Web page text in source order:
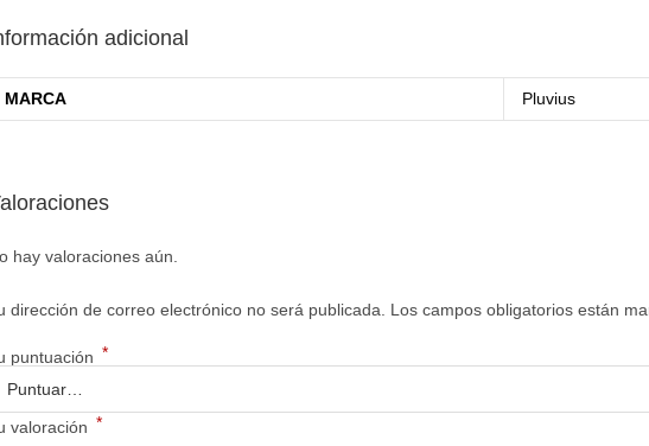
adicional
MARCA Pluvius
hay valoraciones aún.
dirección de correo electrónico no será publicada. Los campos obligatorios están
puntuación *
valoración *